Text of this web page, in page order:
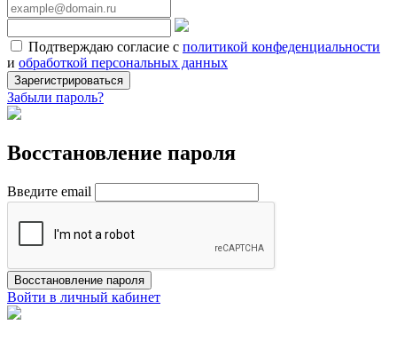
Подтверждаю согласие с политикой конфеденциальности
и обработкой персональных данных
Зарегистрироваться
Забыли пароль?
Восстановление пароля
Введите email
Восстановление пароля
Войти в личный кабинет